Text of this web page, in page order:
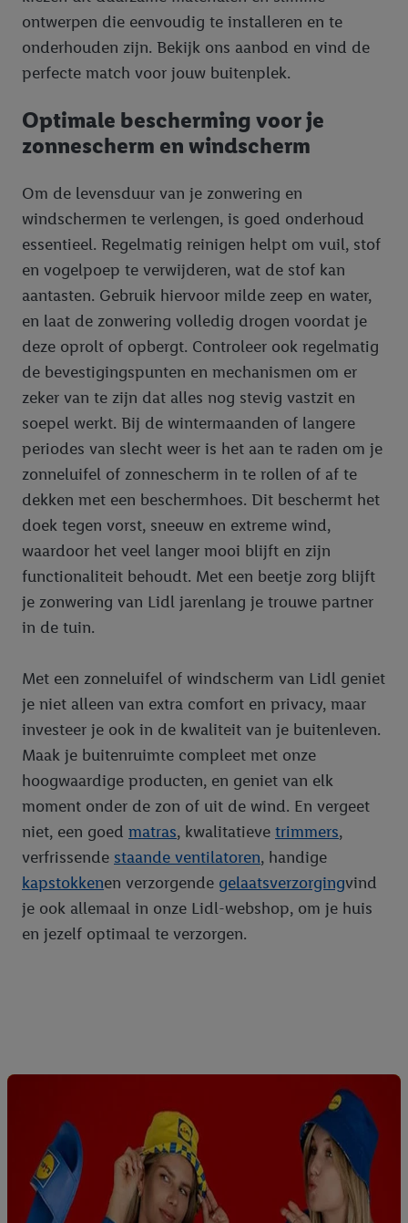
ontwerpen die eenvoudig te installeren en te
onderhouden zijn. Bekijk ons aanbod en vind de
perfecte match voor jouw buitenplek.
Optimale bescherming voor je
zonnescherm en windscherm
Om de levensduur van je zonwering en
windschermen te verlengen, is goed onderhoud
essentieel. Regelmatig reinigen helpt om vuil, stof
en vogelpoep te verwijderen, wat de stof kan
aantasten. Gebruik hiervoor milde zeep en water,
en laat de zonwering volledig drogen voordat je
deze oprolt of opbergt. Controleer ook regelmatig
de bevestigingspunten en mechanismen om er
zeker van te zijn dat alles nog stevig vastzit en
soepel werkt. Bij de wintermaanden of langere
periodes van slecht weer is het aan te raden om je
zonneluifel of zonnescherm in te rollen of af te
dekken met een beschermhoes. Dit beschermt het
doek tegen vorst, sneeuw en extreme wind,
waardoor het veel langer mooi blijft en zijn
functionaliteit behoudt. Met een beetje zorg blijft
je zonwering van Lidl jarenlang je trouwe partner
in de tuin.
Met een zonneluifel of windscherm van Lidl geniet
je niet alleen van extra comfort en privacy, maar
investeer je ook in de kwaliteit van je buitenleven.
Maak je buitenruimte compleet met onze
hoogwaardige producten, en geniet van elk
moment onder de zon of uit de wind. En vergeet
niet, een goed matras, kwalitatieve trimmers,
verfrissende staande ventilatoren, handige
kapstokkenen verzorgende gelaatsverzorgingvind
je ook allemaal in onze Lidl-webshop, om je huis
en jezelf optimaal te verzorgen.
kopen), ook op verschillende apparaten en verschillende Lidl-
diensten worden weergegeven als er met behulp van uw
gehashte e-mailadres en eventuele andere
identificatiegegevens/identificatiegegevens waarover Criteo
SA beschikt, meerdere eindapparaten of Lidl-diensten aan u
kunnen worden toegewezen.
Onder “Aanpassen” kunt u individuele doeleinden toestaan en
Door op “weigeren” te klikken, kunt u alleen het gebruik van de
noodzakelijke technologieën toestaan. Door op “aanvaarden” te
klikken, stemt u in met alle verwerkingen voor alle
bovengenoemde doeleinden. Meer informatie, waaronder de
bewaartermijn van de gegevens en uw recht om uw
toestemming te allen tijde met vooruitwerkende kracht in te
trekken, vindt u in onzeprivacyverklaring.Je vindt het
impressum hier.